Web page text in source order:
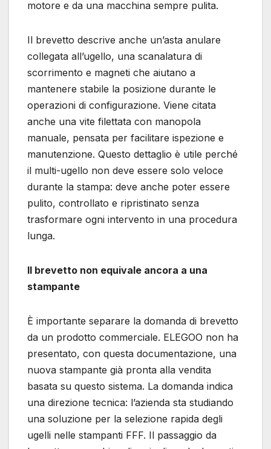
motore e da una macchina sempre pulita.
Il brevetto descrive anche un’asta anulare
collegata all’ugello, una scanalatura di
scorrimento e magneti che aiutano a
mantenere stabile la posizione durante le
operazioni di configurazione. Viene citata
anche una vite filettata con manopola
manuale, pensata per facilitare ispezione e
manutenzione. Questo dettaglio è utile perché
il multi-ugello non deve essere solo veloce
durante la stampa: deve anche poter essere
pulito, controllato e ripristinato senza
trasformare ogni intervento in una procedura
lunga.
Il brevetto non equivale ancora a una
stampante
È importante separare la domanda di brevetto
da un prodotto commerciale. ELEGOO non ha
presentato, con questa documentazione, una
nuova stampante già pronta alla vendita
basata su questo sistema. La domanda indica
una direzione tecnica: l’azienda sta studiando
una soluzione per la selezione rapida degli
ugelli nelle stampanti FFF. Il passaggio da